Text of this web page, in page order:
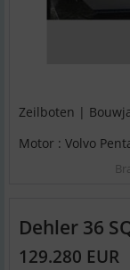
Zeilboten |
Motor : Volvo
Dehler 36
129.280 EUR